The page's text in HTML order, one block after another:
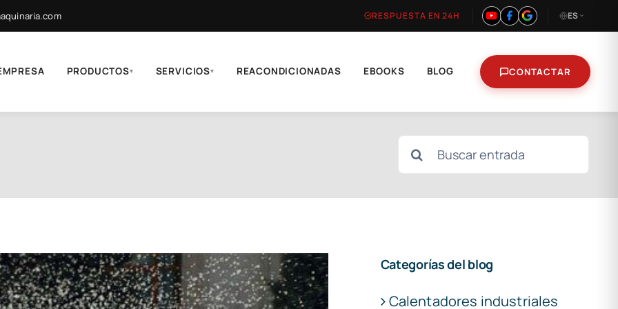
RESPUESTA EN 24H ES
PRODUCTOS▾ SERVICIOS▾ REACONDICIONADAS EBOOKS BLOG CONTACTAR
Buscar:
Categorías del blog
Calentadores industriales